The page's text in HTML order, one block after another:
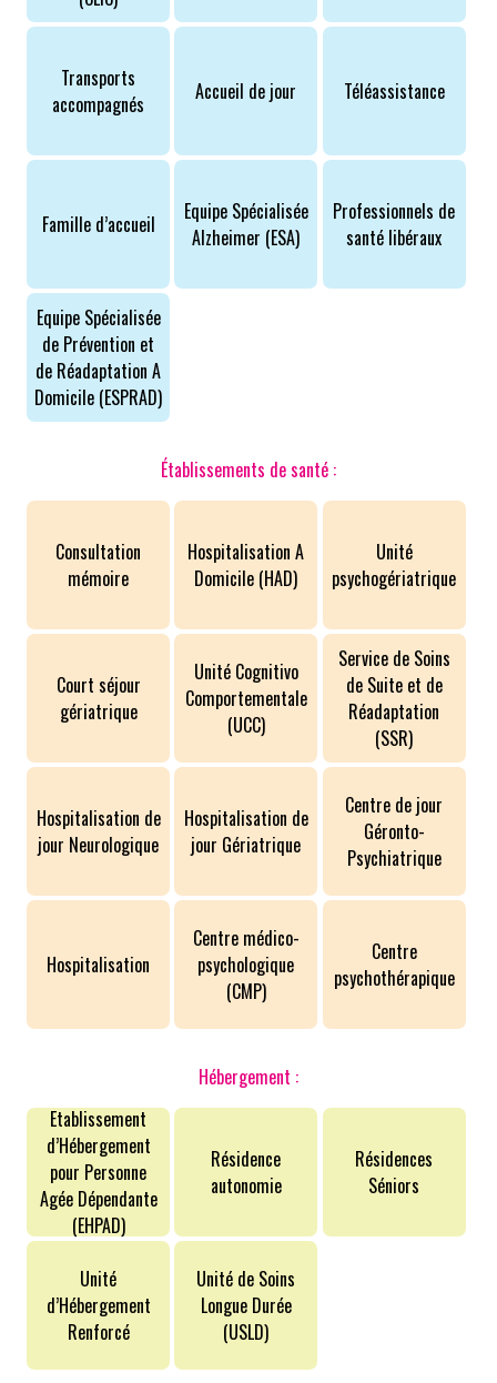
ACCÈS PARTICULIERS
AIDE AUX AIDANTS
ASSOCIATIONS
ROMPRE LA SOLITUDE
Transports
accompagnés
Accueil de jour Téléassistance
Famille d’accueil
Equipe Spécialisée
Alzheimer (ESA)
Professionnels de
santé libéraux
Equipe Spécialisée
de Prévention et
de Réadaptation A
Domicile (ESPRAD)
Établissements de santé :
Consultation
mémoire
Hospitalisation A
Domicile (HAD)
Unité
psychogériatrique
Court séjour
gériatrique
Unité Cognitivo
Comportementale
(UCC)
Service de Soins
de Suite et de
Réadaptation
(SSR)
Hospitalisation de
jour Neurologique
Hospitalisation de
jour Gériatrique
Centre de jour
Géronto-
Psychiatrique
Hospitalisation
Centre médico-
psychologique
(CMP)
Centre
psychothérapique
Hébergement :
Etablissement
d’Hébergement
pour Personne
Agée Dépendante
(EHPAD)
Résidence
autonomie
Résidences
Séniors
Unité
d’Hébergement
Renforcé
Unité de Soins
Longue Durée
(USLD)